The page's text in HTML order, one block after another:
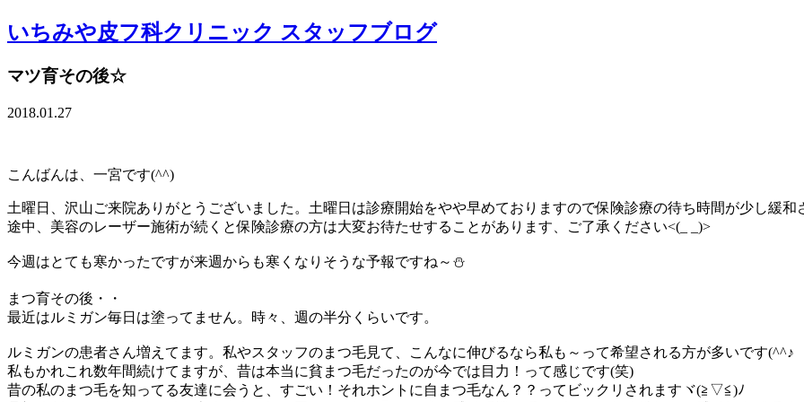
いちみや皮フ科クリニック スタッフブログ
マツ育その後☆
2018.01.27
こんばんは、一宮です(^^)
土曜日、沢山ご来院ありがとうございました。土曜日は診療開始をやや早めておりますので保険診療の待ち時間が少し緩和
途中、美容のレーザー施術が続くと保険診療の方は大変お待たせすることがあります、ご了承ください<(_ _)>
今週はとても寒かったですが来週からも寒くなりそうな予報ですね～⛄
まつ育その後・・
最近はルミガン毎日は塗ってません。時々、週の半分くらいです。
ルミガンの患者さん増えてます。私やスタッフのまつ毛見て、こんなに伸びるなら私も～って希望される方が多いです(^^♪
私もかれこれ数年間続けてますが、昔は本当に貧まつ毛だったのが今では目力！って感じです(笑)
昔の私のまつ毛を知ってる友達に会うと、すごい！それホントに自まつ毛なん？？ってビックリされますヾ(≧▽≦)ﾉ